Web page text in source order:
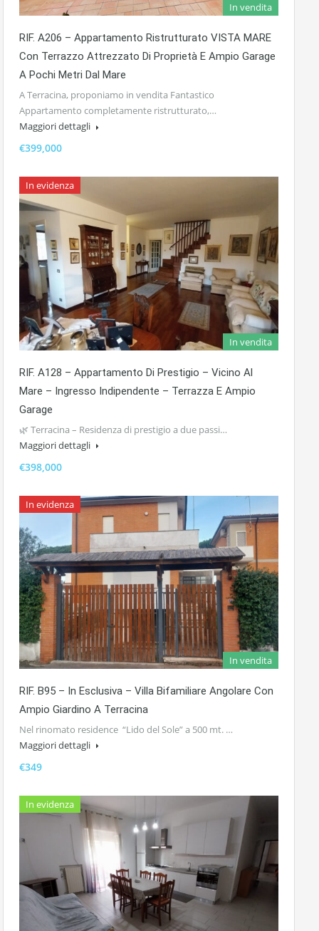
In vendita
RIF. A206 – Appartamento Ristrutturato VISTA MARE
Con Terrazzo Attrezzato Di Proprietà E Ampio Garage
A Pochi Metri Dal Mare
A Terracina, proponiamo in vendita Fantastico
Appartamento completamente ristrutturato,…
Maggiori dettagli
€399,000
In evidenza
In vendita
RIF. A128 – Appartamento Di Prestigio – Vicino Al
Mare – Ingresso Indipendente – Terrazza E Ampio
Garage
🌿 Terracina – Residenza di prestigio a due passi…
Maggiori dettagli
€398,000
In evidenza
In vendita
RIF. B95 – In Esclusiva – Villa Bifamiliare Angolare Con
Ampio Giardino A Terracina
Nel rinomato residence “Lido del Sole” a 500 mt. …
Maggiori dettagli
€349
In evidenza